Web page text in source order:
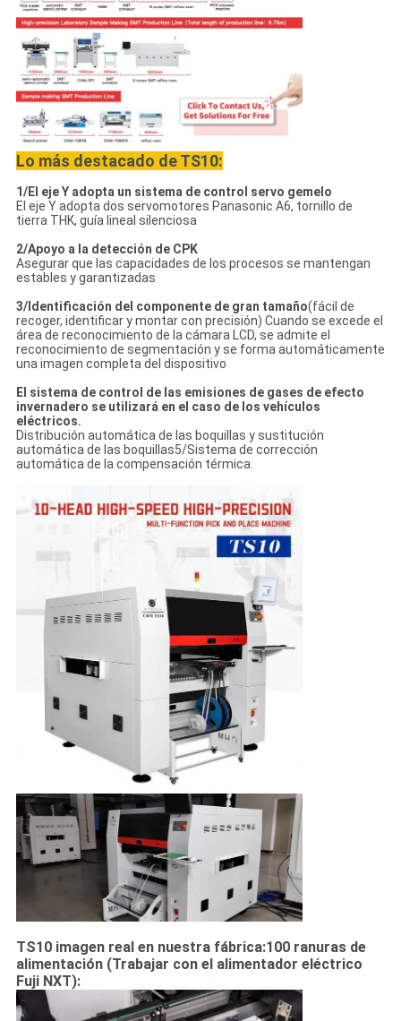
Lo más destacado de TS10:
1/El eje Y adopta un sistema de control servo gemelo
El eje Y adopta dos servomotores Panasonic A6, tornillo de
tierra THK, guía lineal silenciosa
2/Apoyo a la detección de CPK
Asegurar que las capacidades de los procesos se mantengan
estables y garantizadas
3/Identificación del componente de gran tamaño(fácil de
recoger, identificar y montar con precisión) Cuando se excede el
área de reconocimiento de la cámara LCD, se admite el
reconocimiento de segmentación y se forma automáticamente
una imagen completa del dispositivo
El sistema de control de las emisiones de gases de efecto
invernadero se utilizará en el caso de los vehículos
eléctricos.
Distribución automática de las boquillas y sustitución
automática de las boquillas5/Sistema de corrección
automática de la compensación térmica.
TS10 imagen real en nuestra fábrica:100 ranuras de
alimentación (Trabajar con el alimentador eléctrico
Fuji NXT):